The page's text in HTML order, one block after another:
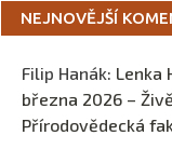
NEJNOVĚJŠÍ
Filip Hanák: Lenka
března 2026 –
Přírodovědecká